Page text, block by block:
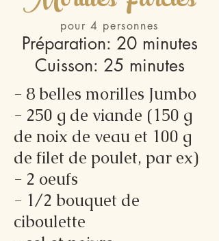
pour 4 personnes
Préparation: 20 minutes
Cuisson: 25 minutes
- 8 belles morilles Jumbo
- 250 g de viande (150 g
de noix de veau et 100 g
de filet de poulet, par ex)
- 2 oeufs
- 1/2 bouquet de
ciboulette